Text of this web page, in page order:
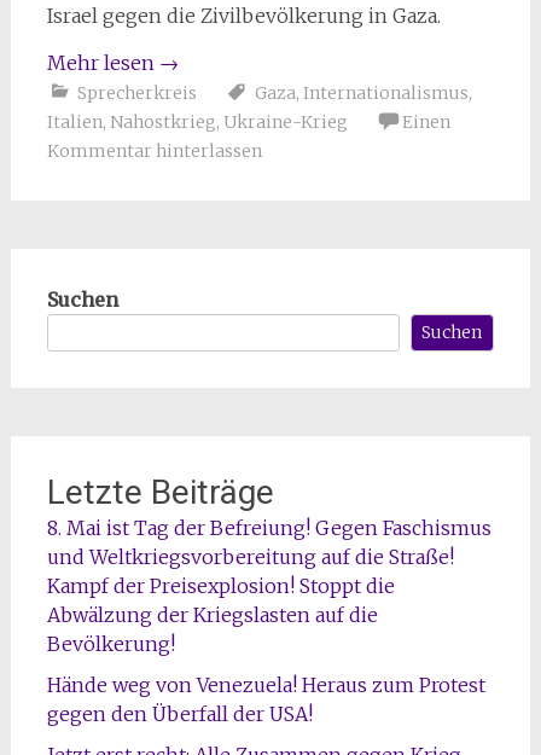
Israel gegen die Zivilbevölkerung in Gaza.
Mehr lesen →
Sprecherkreis Gaza, Internationalismus,
Italien, Nahostkrieg, Ukraine-Krieg
Einen
Kommentar hinterlassen
Suchen
Suchen
Letzte Beiträge
8. Mai ist Tag der Befreiung! Gegen Faschismus
und Weltkriegsvorbereitung auf die Straße!
Kampf der Preisexplosion! Stoppt die
Abwälzung der Kriegslasten auf die
Bevölkerung!
Hände weg von Venezuela! Heraus zum Protest
gegen den Überfall der USA!